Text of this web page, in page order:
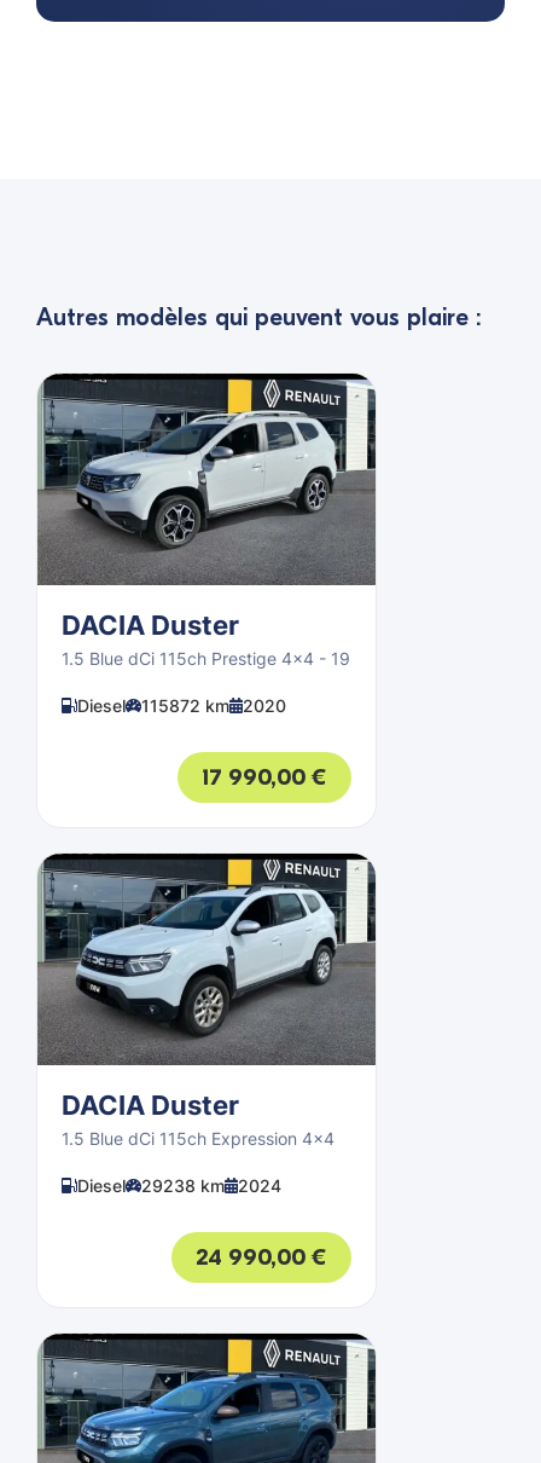
Autres modèles qui peuvent vous plaire :
DACIA Duster
1.5 Blue dCi 115ch Prestige 4x4 - 19
Diesel 115872 km 2020
17 990,00€
DACIA Duster
1.5 Blue dCi 115ch Expression 4x4
Diesel 29238 km 2024
24 990,00€